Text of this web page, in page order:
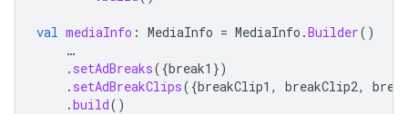
val mediaInfo : MediaInfo = MediaInfo .Builder()
…
. setAdBreaks({break1 })
. setAdBreakClips({breakClip1 , breakClip2,
.build()